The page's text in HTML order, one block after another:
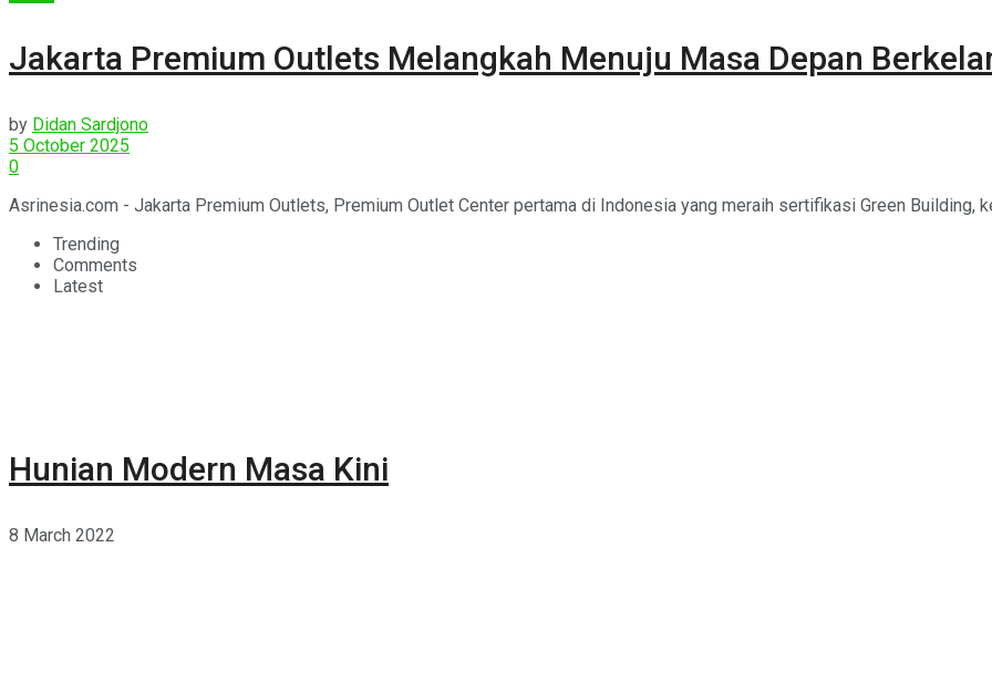
Jakarta Premium Outlets Melangkah Menuju Masa Depan
by Didan Sardjono
5 October 2025
0
Asrinesia.com - Jakarta Premium Outlets, Premium Outlet Center pertama di Indonesia yang meraih sertifikasi Green Building,
Trending
Comments
Latest
Hunian Modern Masa Kini
8 March 2022